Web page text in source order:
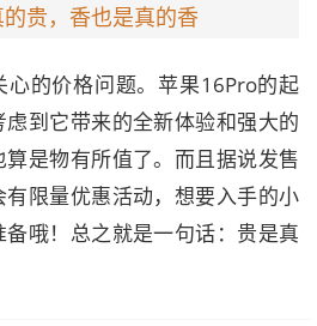
贵，香也是真的香
心的价格问题。苹果16Pro的起
到它带来的全新体验和强大的
是物有所值了。而且据说发售
限量优惠活动，想要入手的小
哦！总之就是一句话：贵是真